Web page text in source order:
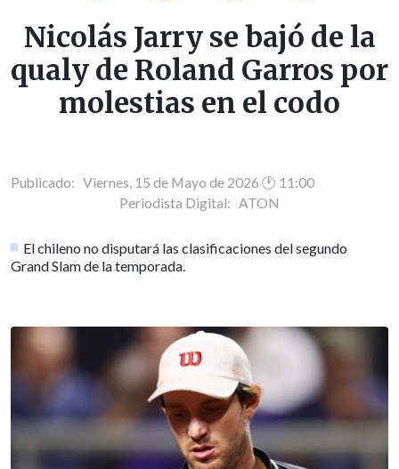
Nicolás Jarry se bajó de la
qualy de Roland Garros por
molestias en el codo
Publicado: Viernes, 15 de Mayo de 2026 🕐 11:00
Periodista Digital: ATON
El chileno no disputará las clasificaciones del segundo
Grand Slam de la temporada.